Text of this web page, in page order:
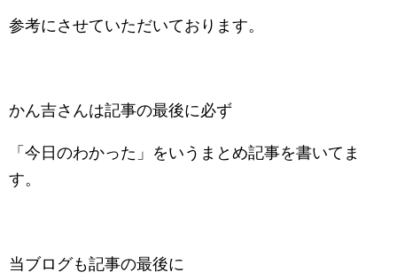
参考にさせていただいております。
かん吉さんは記事の最後に必ず
「今日のわかった」をいうまとめ記事を書いてま
す。
当ブログも記事の最後に